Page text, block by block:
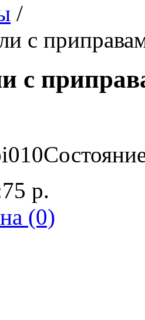
/
с
с
75 р.
(0)